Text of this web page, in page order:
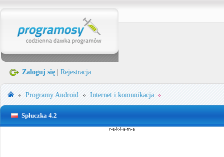
Zaloguj się Rejestracja
ProgramyAndroid Internet i komunikacja
Spłuczka 4.2